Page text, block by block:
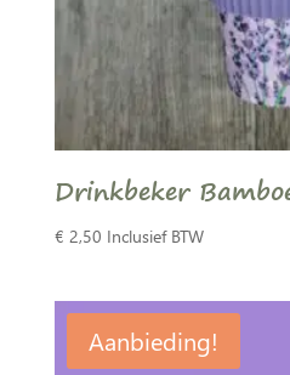
Drinkbeker
€ 2,50 Inclusief BTW
Aanbieding!